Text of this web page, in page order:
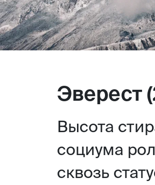
Эверест
Высота
социума
сквозь